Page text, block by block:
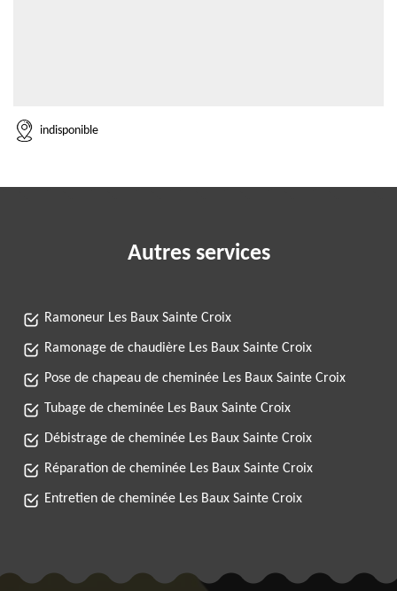
indisponible
Autres services
Ramoneur Les Baux Sainte Croix
Ramonage de chaudière Les Baux Sainte Croix
Pose de chapeau de cheminée Les Baux Sainte Croix
Tubage de cheminée Les Baux Sainte Croix
Débistrage de cheminée Les Baux Sainte Croix
Réparation de cheminée Les Baux Sainte Croix
Entretien de cheminée Les Baux Sainte Croix